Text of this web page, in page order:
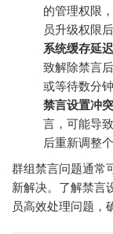
的管理权限
员升级权限
系统缓存延迟
致解除禁言
或等待数分
禁言设置冲突
言，可能导
后重新调整
群组禁言问题通常
新解决。了解禁言
员高效处理问题，